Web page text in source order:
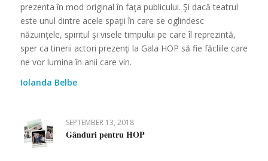
prezenta în mod original în faţa publicului. Şi dacă teatrul
este unul dintre acele spaţii în care se oglindesc
năzuinţele, spiritul şi visele timpului pe care îl reprezintă,
sper ca tinerii actori prezenţi la Gala HOP să fie făcliile care
ne vor lumina în anii care vin.
Iolanda Belbe
SEPTEMBER 13, 2018
Gânduri pentru HOP